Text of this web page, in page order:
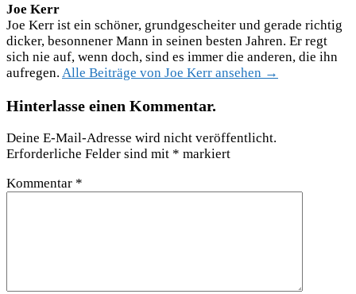
Joe Kerr
Joe Kerr ist ein schöner, grundgescheiter und gerade richtig
dicker, besonnener Mann in seinen besten Jahren. Er regt
sich nie auf, wenn doch, sind es immer die anderen, die ihn
aufregen. Alle Beiträge von Joe Kerr ansehen →
Hinterlasse einen Kommentar.
Deine E-Mail-Adresse wird nicht veröffentlicht.
Erforderliche Felder sind mit * markiert
Kommentar *